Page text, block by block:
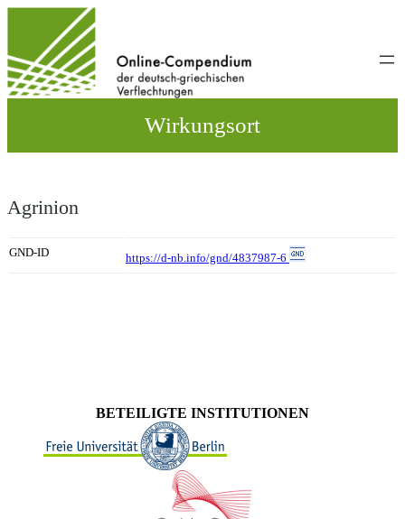
wechseln
Wirkungsort
Agrinion
GND-ID https://d-nb.info/gnd/4837987-6
BETEILIGTE INSTITUTIONEN